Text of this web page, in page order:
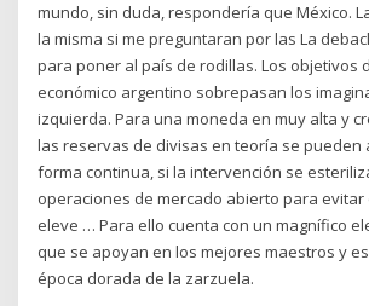
mundo, sin duda, respondería que México.
la misma si me preguntaran por las La
para poner al país de rodillas. Los objetivos
económico argentino sobrepasan los
izquierda. Para una moneda en muy alta y
las reservas de divisas en teoría se pueden
forma continua, si la intervención se
operaciones de mercado abierto para evitar
eleve … Para ello cuenta con un magnífico
que se apoyan en los mejores maestros y
época dorada de la zarzuela.